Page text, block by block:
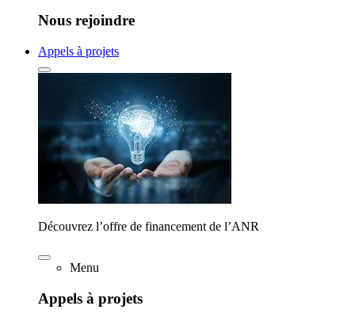
Nous rejoindre
Appels à projets
Découvrez l’offre de financement de l’ANR
Menu
Appels à projets